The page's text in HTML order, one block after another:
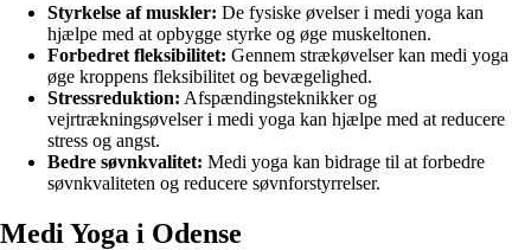
Styrkelse af muskler: De fysiske øvelser i medi yoga kan
hjælpe med at opbygge styrke og øge muskeltonen.
Forbedret fleksibilitet: Gennem strækøvelser kan medi yoga
øge kroppens fleksibilitet og bevægelighed.
Stressreduktion: Afspændingsteknikker og
vejrtrækningsøvelser i medi yoga kan hjælpe med at reducere
stress og angst.
Bedre søvnkvalitet: Medi yoga kan bidrage til at forbedre
søvnkvaliteten og reducere søvnforstyrrelser.
Medi Yoga i Odense